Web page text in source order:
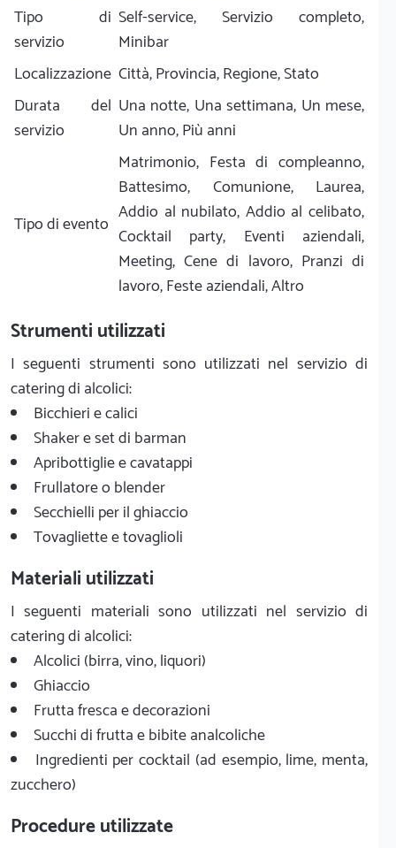
Tipo di
servizio
Self-service, Servizio completo,
Minibar
Localizzazione Città, Provincia, Regione, Stato
Durata del
servizio
Una notte, Una settimana, Un mese,
Un anno, Più anni
Tipo di evento
Matrimonio, Festa di compleanno,
Battesimo, Comunione, Laurea,
Addio al nubilato, Addio al celibato,
Cocktail party, Eventi aziendali,
Meeting, Cene di lavoro, Pranzi di
lavoro, Feste aziendali, Altro
Strumenti utilizzati
I seguenti strumenti sono utilizzati nel servizio di
catering di alcolici:
Bicchieri e calici
Shaker e set di barman
Apribottiglie e cavatappi
Frullatore o blender
Secchielli per il ghiaccio
Tovagliette e tovaglioli
Materiali utilizzati
I seguenti materiali sono utilizzati nel servizio di
catering di alcolici:
Alcolici (birra, vino, liquori)
Ghiaccio
Frutta fresca e decorazioni
Succhi di frutta e bibite analcoliche
Ingredienti per cocktail (ad esempio, lime, menta,
zucchero)
Procedure utilizzate